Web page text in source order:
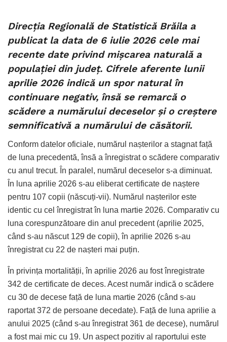
Direcția Regională de Statistică Brăila a
publicat la data de 6 iulie 2026 cele mai
recente date privind mișcarea naturală a
populației din județ. Cifrele aferente lunii
aprilie 2026 indică un spor natural în
continuare negativ, însă se remarcă o
scădere a numărului deceselor și o creștere
semnificativă a numărului de căsătorii.
Conform datelor oficiale, numărul nașterilor a stagnat față
de luna precedentă, însă a înregistrat o scădere comparativ
cu anul trecut. În paralel, numărul deceselor s-a diminuat.
În luna aprilie 2026 s-au eliberat certificate de naștere
pentru 107 copii (născuți-vii). Numărul nașterilor este
identic cu cel înregistrat în luna martie 2026. Comparativ cu
luna corespunzătoare din anul precedent (aprilie 2025,
când s-au născut 129 de copii), în aprilie 2026 s-au
înregistrat cu 22 de nașteri mai puțin.
În privința mortalității, în aprilie 2026 au fost înregistrate
342 de certificate de deces. Acest număr indică o scădere
cu 30 de decese față de luna martie 2026 (când s-au
raportat 372 de persoane decedate). Față de luna aprilie a
anului 2025 (când s-au înregistrat 361 de decese), numărul
a fost mai mic cu 19. Un aspect pozitiv al raportului este